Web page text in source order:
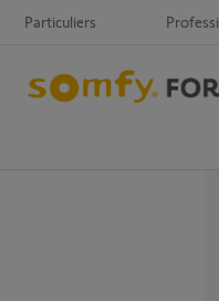
Particuliers